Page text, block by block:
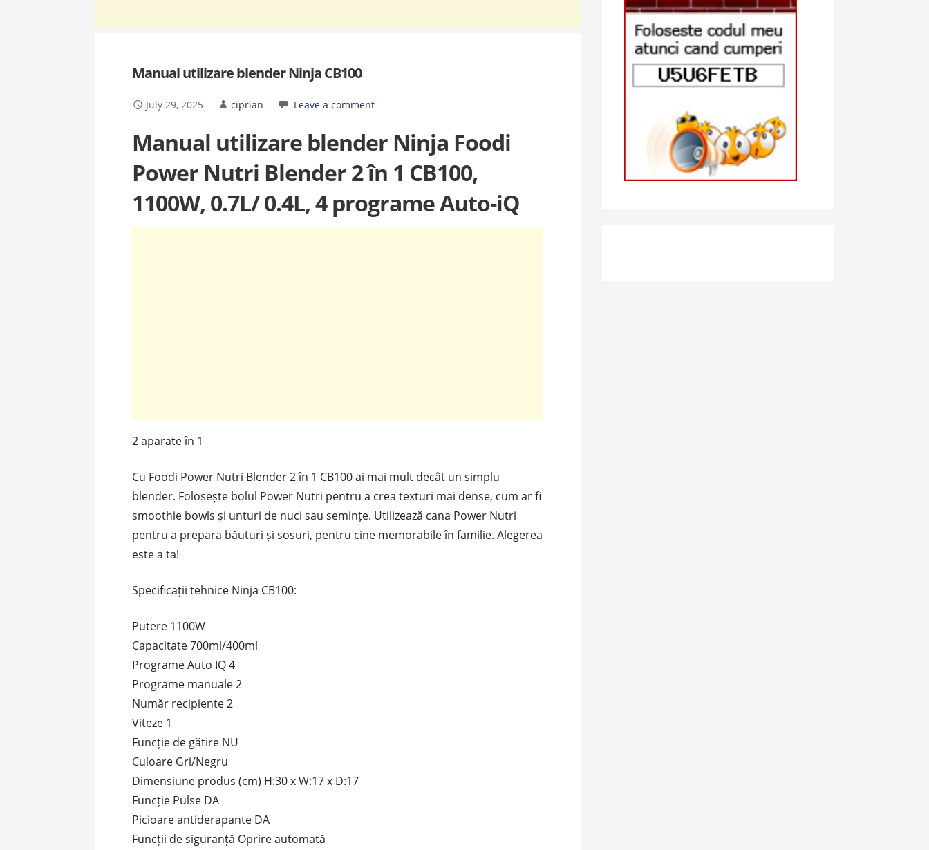
Manual utilizare blender Ninja CB100
July 29, 2025 ciprian Leave a comment
Manual utilizare blender Ninja Foodi
Power Nutri Blender 2 în 1 CB100,
1100W, 0.7L/ 0.4L, 4 programe Auto-iQ
2 aparate în 1
Cu Foodi Power Nutri Blender 2 în 1 CB100 ai mai mult decât un simplu
blender. Folosește bolul Power Nutri pentru a crea texturi mai dense, cum ar fi
smoothie bowls și unturi de nuci sau semințe. Utilizează cana Power Nutri
pentru a prepara băuturi și sosuri, pentru cine memorabile în familie. Alegerea
este a ta!
Specificații tehnice Ninja CB100:
Putere 1100W
Capacitate 700ml/400ml
Programe Auto IQ 4
Programe manuale 2
Număr recipiente 2
Viteze 1
Funcție de gătire NU
Culoare Gri/Negru
Dimensiune produs (cm) H:30 x W:17 x D:17
Funcție Pulse DA
Picioare antiderapante DA
Funcții de siguranță Oprire automată